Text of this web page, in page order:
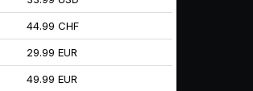
44.99 CHF
29.99 EUR
49.99 EUR